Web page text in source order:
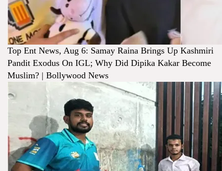
Top Ent News, Aug 6: Samay Raina Brings Up Kashmiri
Pandit Exodus On IGL; Why Did Dipika Kakar Become
Muslim? | Bollywood News